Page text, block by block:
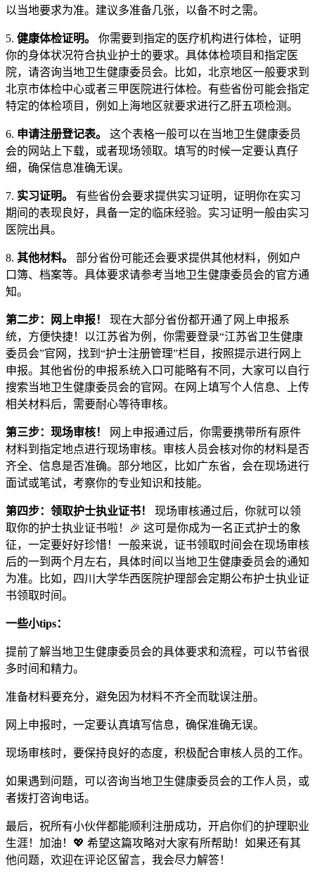
以当地要求为准。建议多准备几张，以备不时之需。
5. 健康体检证明。
你需要到指定的医疗机构进行体检，证明
你的身体状况符合执业护士的要求。具体体检项目和指定医
院，请咨询当地卫生健康委员会。比如，北京地区一般要求到
北京市体检中心或者三甲医院进行体检。有些省份可能会指定
特定的体检项目，例如上海地区就要求进行乙肝五项检测。
6. 申请注册登记表。
这个表格一般可以在当地卫生健康委员
会的网站上下载，或者现场领取。填写的时候一定要认真仔
细，确保信息准确无误。
7. 实习证明。
有些省份会要求提供实习证明，证明你在实习
期间的表现良好，具备一定的临床经验。实习证明一般由实习
医院出具。
8. 其他材料。
部分省份可能还会要求提供其他材料，例如户
口簿、档案等。具体要求请参考当地卫生健康委员会的官方通
知。
第二步：网上申报！
现在大部分省份都开通了网上申报系
统，方便快捷！以江苏省为例，你需要登录“江苏省卫生健康
委员会”官网，找到“护士注册管理”栏目，按照提示进行网上
申报。其他省份的申报系统入口可能略有不同，大家可以自行
搜索当地卫生健康委员会的官网。在网上填写个人信息、上传
相关材料后，需要耐心等待审核。
第三步：现场审核！
网上申报通过后，你需要携带所有原件
材料到指定地点进行现场审核。审核人员会核对你的材料是否
齐全、信息是否准确。部分地区，比如广东省，会在现场进行
面试或笔试，考察你的专业知识和技能。
第四步：领取护士执业证书！
现场审核通过后，你就可以领
取你的护士执业证书啦！🎉 这可是你成为一名正式护士的象
征，一定要好好珍惜！一般来说，证书领取时间会在现场审核
后的一到两个月左右，具体时间以当地卫生健康委员会的通知
为准。比如，四川大学华西医院护理部会定期公布护士执业证
书领取时间。
一些小tips：
提前了解当地卫生健康委员会的具体要求和流程，可以节省很
多时间和精力。
准备材料要充分，避免因为材料不齐全而耽误注册。
网上申报时，一定要认真填写信息，确保准确无误。
现场审核时，要保持良好的态度，积极配合审核人员的工作。
如果遇到问题，可以咨询当地卫生健康委员会的工作人员，或
者拨打咨询电话。
最后，祝所有小伙伴都能顺利注册成功，开启你们的护理职业
生涯！加油！💖 希望这篇攻略对大家有所帮助！如果还有其
他问题，欢迎在评论区留言，我会尽力解答！